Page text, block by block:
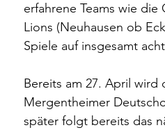
erfahrene Teams wie
Lions (Neuhausen ob
Spiele auf insgesamt
Bereits am 27. April wird
Mergentheimer
später folgt bereits das